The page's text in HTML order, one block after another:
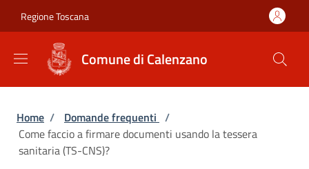
Regione Toscana
Comune di Calenzano
Briciole di pane
Home / Domande frequenti /
Come faccio a firmare documenti usando la tessera
sanitaria (TS-CNS)?